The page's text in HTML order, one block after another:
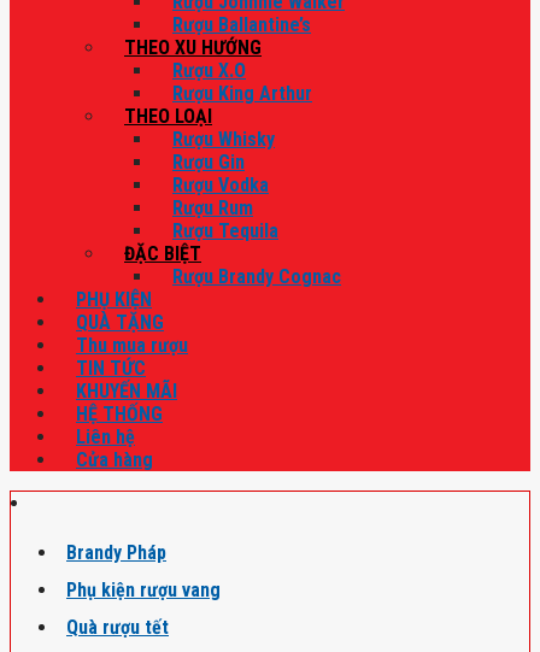
Rượu Ballantine’s
THEO XU HƯỚNG
Rượu X.O
Rượu King Arthur
THEO LOẠI
Rượu Whisky
Rượu Gin
Rượu Vodka
Rượu Rum
Rượu Tequila
ĐẶC BIỆT
Rượu Brandy Cognac
PHỤ KIỆN
QUÀ TẶNG
Thu mua rượu
TIN TỨC
KHUYẾN MÃI
HỆ THỐNG
Liên hệ
Cửa hàng
Brandy Pháp
Phụ kiện rượu vang
Quà rượu tết